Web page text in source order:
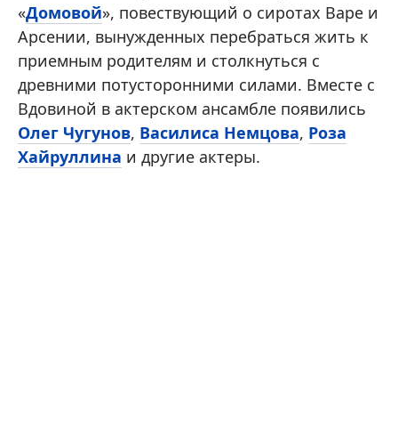
«Домовой», повествующий о сиротах Варе и
Арсении, вынужденных перебраться жить к
приемным родителям и столкнуться с
древними потусторонними силами. Вместе с
Вдовиной в актерском ансамбле появились
Олег Чугунов, Василиса Немцова, Роза
Хайруллина и другие актеры.